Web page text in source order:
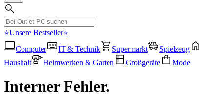
⭐Unsere Bestseller⭐
Computer
IT & Technik Supermarkt
Spielzeug
Haushalt
Heimwerken & Garten Großgeräte Mode
Interner Fehler.